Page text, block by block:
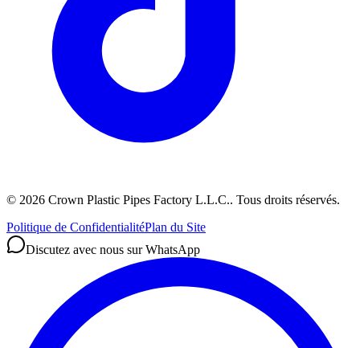
© 2026 Crown Plastic Pipes Factory L.L.C.. Tous droits réservés.
Politique de ConfidentialitéPlan du Site
Discutez avec nous sur WhatsApp